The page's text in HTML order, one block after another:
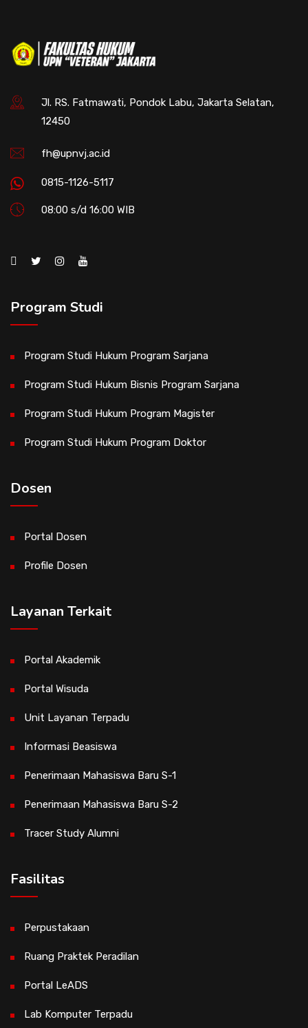
Jl. RS. Fatmawati, Pondok Labu, Jakarta Selatan,
12450
fh@upnvj.ac.id
0815-1126-5117
08:00 s/d 16:00 WIB
Program Studi
Program Studi Hukum Program Sarjana
Program Studi Hukum Bisnis Program Sarjana
Program Studi Hukum Program Magister
Program Studi Hukum Program Doktor
Dosen
Portal Dosen
Profile Dosen
Layanan Terkait
Portal Akademik
Portal Wisuda
Unit Layanan Terpadu
Informasi Beasiswa
Penerimaan Mahasiswa Baru S-1
Penerimaan Mahasiswa Baru S-2
Tracer Study Alumni
Fasilitas
Perpustakaan
Ruang Praktek Peradilan
Portal LeADS
Lab Komputer Terpadu